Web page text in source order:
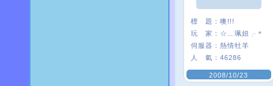
標 題： 噢!!!
玩 家： ☆﹏珮妞╭＊
伺服器： 熱情牡羊
人 氣： 46286
2008/10/23